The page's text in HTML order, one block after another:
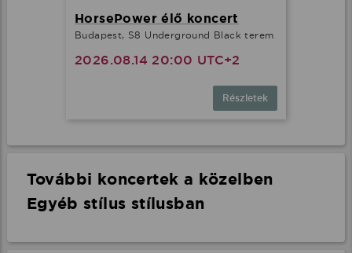
HorsePower élő koncert
Budapest, S8 Underground Black terem
2026.08.14 20:00 UTC+2
Részletek
További koncertek a közelben
Egyéb stílus stílusban